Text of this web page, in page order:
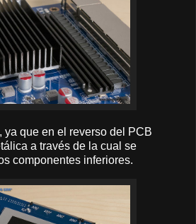
ya que en el reverso del PCB
a través de la cual se
componentes inferiores.